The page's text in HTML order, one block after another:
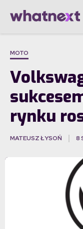
MOTO
rynku
MATEUSZ ŁYSOŃ 8